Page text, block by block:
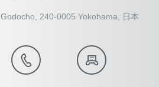
240-0005 Yokohama, 日本